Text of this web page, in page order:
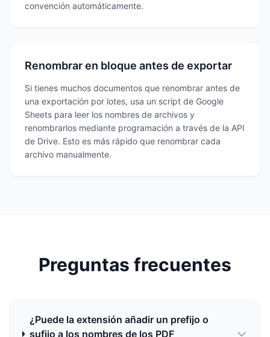
convención automáticamente.
Renombrar en bloque antes de exportar
Si tienes muchos documentos que renombrar antes de
una exportación por lotes, usa un script de Google
Sheets para leer los nombres de archivos y
renombrarlos mediante programación a través de la API
de Drive. Esto es más rápido que renombrar cada
archivo manualmente.
Preguntas frecuentes
¿Puede la extensión añadir un prefijo o
sufijo a los nombres de los PDF